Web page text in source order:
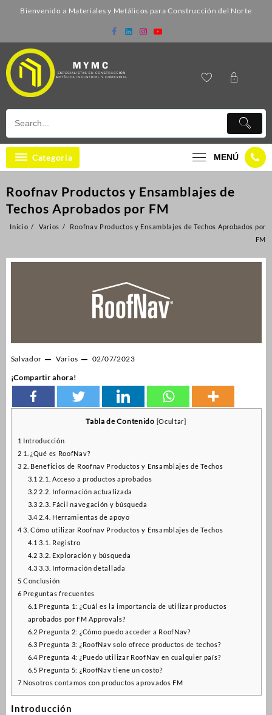
Bienvenido a Materiales y Metálicos para Construcción del Norte
Categoría MENÚ
Roofnav Productos y Ensamblajes de
Techos Aprobados por FM
Inicio Varios
Roofnav Productos y Ensamblajes de Techos Aprobados por
FM
Salvador Varios 02/07/2023
¡Compartir ahora!
Tabla de Contenido [Ocultar]
1 Introducción
2 1. ¿Qué es RoofNav?
3 2. Beneficios de Roofnav Productos y Ensamblajes de Techos
3.1 2.1. Acceso a productos aprobados
3.2 2.2. Información actualizada
3.3 2.3. Fácil navegación y búsqueda
3.42.4. Herramientas de apoyo
43. Cómo utilizar Roofnav Productos y Ensamblajes de Techos
4.1 3.1. Registro
4.2 3.2. Exploración y búsqueda
4.3 3.3. Información detallada
5 Conclusión
6 Preguntas frecuentes
6.1 Pregunta 1: ¿Cuál es la importancia de utilizar productos
aprobados por FM Approvals?
6.2 Pregunta 2: ¿Cómo puedo acceder a RoofNav?
6.3 Pregunta 3: ¿RoofNav solo ofrece productos de techos?
6.4Pregunta 4: ¿Puedo utilizar RoofNav en cualquier país?
6.5 Pregunta 5: ¿RoofNav tiene un costo?
7 Nosotros contamos con productos aprovados FM
Introducción